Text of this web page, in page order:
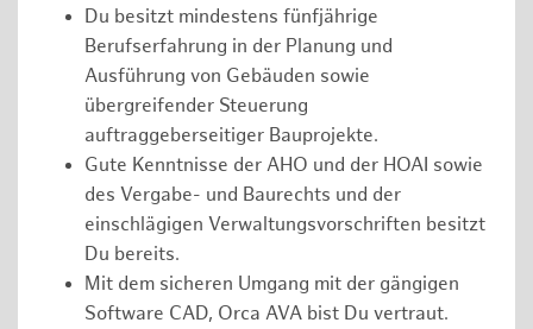
Du besitzt mindestens fünfjährige
Berufserfahrung in der Planung und
Ausführung von Gebäuden sowie
übergreifender Steuerung
auftraggeberseitiger Bauprojekte.
Gute Kenntnisse der AHO und der HOAI sowie
des Vergabe- und Baurechts und der
einschlägigen Verwaltungsvorschriften besitzt
Du bereits.
Mit dem sicheren Umgang mit der gängigen
Software CAD, Orca AVA bist Du vertraut.